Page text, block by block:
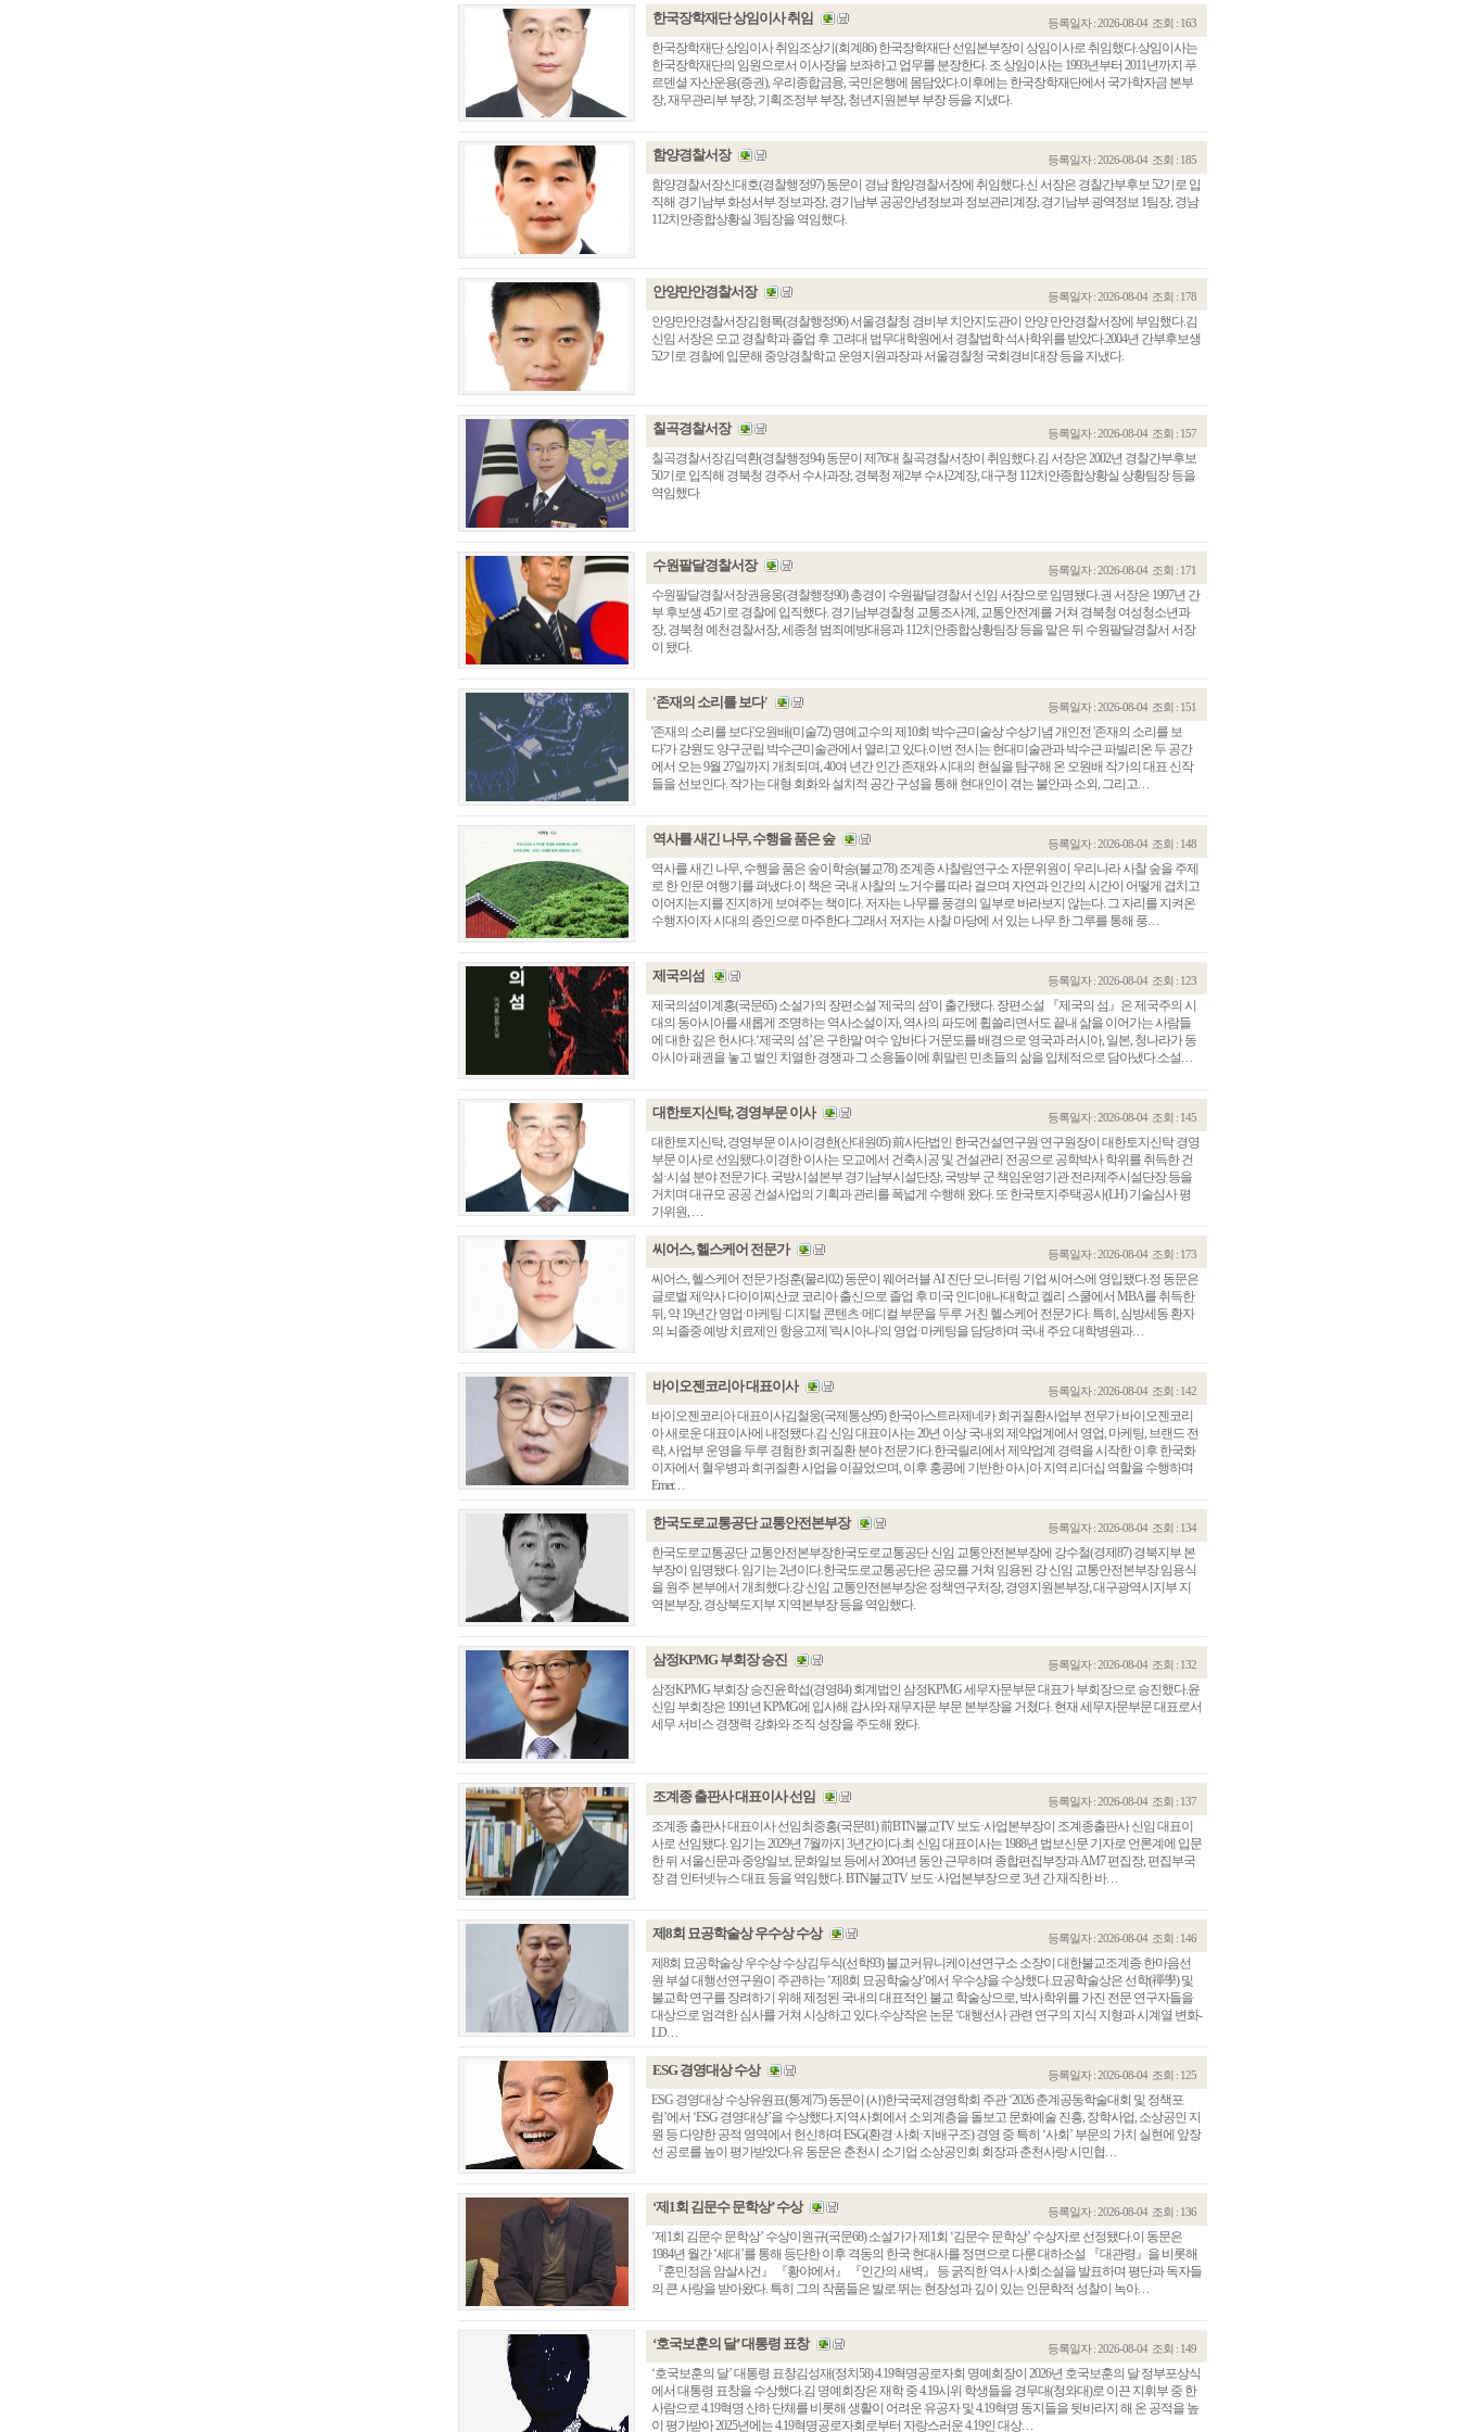
총동창회 소식
모교 소식
언론에 비친 동국
동창회보
포토뉴스
영상갤러리
동문동정
동국의 창
경조사
이달의 시
회관건립기금 기부자
장학발전기금 기부자
공지사항
자유게시판
연락처 수정
동국의료원 혜택
만해마을 할인 혜택
지부지회 링크
동문기업 링크
한국장학재단 상임이사 취임 등록일자 : 2026-08-04 조회 : 163
한국장학재단 상임이사 취임조상기(회계86) 한국장학재단 선임본부장이 상임이사로 취임했다.상임이사는
한국장학재단의 임원으로서 이사장을 보좌하고 업무를 분장한다. 조 상임이사는 1993년부터 2011년까지 푸
르덴셜 자산운용(증권), 우리종합금융, 국민은행에 몸담았다.이후에는 한국장학재단에서 국가학자금 본부
장, 재무관리부 부장, 기획조정부 부장, 청년지원본부 부장 등을 지냈다.
함양경찰서장 등록일자 : 2026-08-04 조회 : 185
함양경찰서장신대호(경찰행정97) 동문이 경남 함양경찰서장에 취임했다.신 서장은 경찰간부후보 52기로 입
직해 경기남부 화성서부 정보과장, 경기남부 공공안녕정보과 정보관리계장, 경기남부 광역정보 1팀장, 경남
112치안종합상황실 3팀장을 역임했다.
안양만안경찰서장 등록일자 : 2026-08-04 조회 : 178
안양만안경찰서장김형록(경찰행정96) 서울경찰청 경비부 치안지도관이 안양 만안경찰서장에 부임했다.김
신임 서장은 모교 경찰학과 졸업 후 고려대 법무대학원에서 경찰법학 석사학위를 받았다.2004년 간부후보생
52기로 경찰에 입문해 중앙경찰학교 운영지원과장과 서울경찰청 국회경비대장 등을 지냈다.
칠곡경찰서장 등록일자 : 2026-08-04 조회 : 157
칠곡경찰서장김덕환(경찰행정94) 동문이 제76대 칠곡경찰서장이 취임했다.김 서장은 2002년 경찰간부후보
50기로 입직해 경북청 경주서 수사과장, 경북청 제2부 수사2계장, 대구청 112치안종합상황실 상황팀장 등을
역임했다
수원팔달경찰서장 등록일자 : 2026-08-04 조회 : 171
수원팔달경찰서장권용웅(경찰행정90) 총경이 수원팔달경찰서 신임 서장으로 임명됐다.권 서장은 1997년 간
부 후보생 45기로 경찰에 입직했다. 경기남부경찰청 교통조사계, 교통안전계를 거쳐 경북청 여성청소년과
장, 경북청 예천경찰서장, 세종청 범죄예방대응과 112치안종합상황팀장 등을 맡은 뒤 수원팔달경찰서 서장
이 됐다.
'존재의 소리를 보다' 등록일자 : 2026-08-04 조회 : 151
'존재의 소리를 보다'오원배(미술72) 명예교수의 제10회 박수근미술상 수상기념 개인전 '존재의 소리를 보
다'가 강원도 양구군립 박수근미술관에서 열리고 있다.이번 전시는 현대미술관과 박수근 파빌리온 두 공간
에서 오는 9월 27일까지 개최되며, 40여 년간 인간 존재와 시대의 현실을 탐구해 온 오원배 작가의 대표 신작
들을 선보인다. 작가는 대형 회화와 설치적 공간 구성을 통해 현대인이 겪는 불안과 소외, 그리고. . .
역사를 새긴 나무, 수행을 품은 숲 등록일자 : 2026-08-04 조회 : 148
역사를 새긴 나무, 수행을 품은 숲이학송(불교78) 조계종 사찰림연구소 자문위원이 우리나라 사찰 숲을 주제
로 한 인문 여행기를 펴냈다.이 책은 국내 사찰의 노거수를 따라 걸으며 자연과 인간의 시간이 어떻게 겹치고
이어지는지를 진지하게 보여주는 책이다. 저자는 나무를 풍경의 일부로 바라보지 않는다. 그 자리를 지켜온
수행자이자 시대의 증인으로 마주한다.그래서 저자는 사찰 마당에 서 있는 나무 한 그루를 통해 풍. . .
제국의섬 등록일자 : 2026-08-04 조회 : 123
제국의섬이계홍(국문65) 소설가의 장편소설 '제국의 섬'이 출간됐다. 장편소설 『제국의 섬』은 제국주의 시
대의 동아시아를 새롭게 조명하는 역사소설이자, 역사의 파도에 휩쓸리면서도 끝내 삶을 이어가는 사람들
에 대한 깊은 헌사다.‘제국의 섬’은 구한말 여수 앞바다 거문도를 배경으로 영국과 러시아, 일본, 청나라가 동
아시아 패권을 놓고 벌인 치열한 경쟁과 그 소용돌이에 휘말린 민초들의 삶을 입체적으로 담아냈다.소설. . .
대한토지신탁, 경영부문 이사 등록일자 : 2026-08-04 조회 : 145
대한토지신탁, 경영부문 이사이경한(산대원05) 前사단법인 한국건설연구원 연구원장이 대한토지신탁 경영
부문 이사로 선임됐다.이경한 이사는 모교에서 건축시공 및 건설관리 전공으로 공학박사 학위를 취득한 건
설·시설 분야 전문가다. 국방시설본부 경기남부시설단장, 국방부 군 책임운영기관 전라제주시설단장 등을
거치며 대규모 공공 건설사업의 기획과 관리를 폭넓게 수행해 왔다. 또 한국토지주택공사(LH) 기술심사 평
가위원, . . .
씨어스, 헬스케어 전문가 등록일자 : 2026-08-04 조회 : 173
씨어스, 헬스케어 전문가정훈(물리02) 동문이 웨어러블 AI 진단 모니터링 기업 씨어스에 영입됐다.정 동문은
글로벌 제약사 다이이찌산쿄 코리아 출신으로 졸업 후 미국 인디애나대학교 켈리 스쿨에서 MBA를 취득한
뒤, 약 19년간 영업·마케팅·디지털 콘텐츠·메디컬 부문을 두루 거친 헬스케어 전문가다. 특히, 심방세동 환자
의 뇌졸중 예방 치료제인 항응고제 '릭시아나'의 영업·마케팅을 담당하며 국내 주요 대학병원과. . .
바이오젠코리아 대표이사 등록일자 : 2026-08-04 조회 : 142
바이오젠코리아 대표이사김철웅(국제통상95) 한국아스트라제네카 희귀질환사업부 전무가 바이오젠코리
아 새로운 대표이사에 내정됐다.김 신임 대표이사는 20년 이상 국내외 제약업계에서 영업, 마케팅, 브랜드 전
략, 사업부 운영을 두루 경험한 희귀질환 분야 전문가다.한국릴리에서 제약업계 경력을 시작한 이후 한국화
이자에서 혈우병과 희귀질환 사업을 이끌었으며, 이후 홍콩에 기반한 아시아 지역 리더십 역할을 수행하며
Emer. . .
한국도로교통공단 교통안전본부장 등록일자 : 2026-08-04 조회 : 134
한국도로교통공단 교통안전본부장한국도로교통공단 신임 교통안전본부장에 강수철(경제87) 경북지부 본
부장이 임명됐다. 임기는 2년이다.한국도로교통공단은 공모를 거쳐 임용된 강 신임 교통안전본부장 임용식
을 원주 본부에서 개최했다.강 신임 교통안전본부장은 정책연구처장, 경영지원본부장, 대구광역시지부 지
역본부장, 경상북도지부 지역본부장 등을 역임했다.
삼정KPMG 부회장 승진 등록일자 : 2026-08-04 조회 : 132
삼정KPMG 부회장 승진윤학섭(경영84) 회계법인 삼정KPMG 세무자문부문 대표가 부회장으로 승진했다.윤
신임 부회장은 1991년 KPMG에 입사해 감사와 재무자문 부문 본부장을 거쳤다. 현재 세무자문부문 대표로서
세무 서비스 경쟁력 강화와 조직 성장을 주도해 왔다.
조계종 출판사 대표이사 선임 등록일자 : 2026-08-04 조회 : 137
조계종 출판사 대표이사 선임최중홍(국문81) 前BTN불교TV 보도·사업본부장이 조계종출판사 신임 대표이
사로 선임됐다. 임기는 2029년 7월까지 3년간이다.최 신임 대표이사는 1988년 법보신문 기자로 언론계에 입문
한 뒤 서울신문과 중앙일보, 문화일보 등에서 20여년 동안 근무하며 종합편집부장과 AM7 편집장, 편집부국
장 겸 인터넷뉴스 대표 등을 역임했다. BTN불교TV 보도·사업본부장으로 3년 간 재직한 바. . .
제8회 묘공학술상 우수상 수상 등록일자 : 2026-08-04 조회 : 146
제8회 묘공학술상 우수상 수상김두식(선학93) 불교커뮤니케이션연구소 소장이 대한불교조계종 한마음선
원 부설 대행선연구원이 주관하는 ‘제8회 묘공학술상’에서 우수상을 수상했다.묘공학술상은 선학(禪學) 및
불교학 연구를 장려하기 위해 제정된 국내의 대표적인 불교 학술상으로, 박사학위를 가진 전문 연구자들을
대상으로 엄격한 심사를 거쳐 시상하고 있다.수상작은 논문 ‘대행선사 관련 연구의 지식 지형과 시계열 변화-
LD. . .
ESG 경영대상 수상 등록일자 : 2026-08-04 조회 : 125
ESG 경영대상 수상유원표(통계75) 동문이 (사)한국국제경영학회 주관 ‘2026 춘계공동학술대회 및 정책포
럼’에서 ‘ESG 경영대상’을 수상했다.지역사회에서 소외계층을 돌보고 문화예술 진흥, 장학사업, 소상공인 지
원 등 다양한 공적 영역에서 헌신하며 ESG(환경·사회·지배구조) 경영 중 특히 ‘사회’ 부문의 가치 실현에 앞장
선 공로를 높이 평가받았다.유 동문은 춘천시 소기업 소상공인회 회장과 춘천사랑 시민협. . .
‘제1회 김문수 문학상’ 수상 등록일자 : 2026-08-04 조회 : 136
‘제1회 김문수 문학상’ 수상이원규(국문68) 소설가가 제1회 ‘김문수 문학상’ 수상자로 선정됐다.이 동문은
1984년 월간 ‘세대’를 통해 등단한 이후 격동의 한국 현대사를 정면으로 다룬 대하소설 『대관령』을 비롯해
『훈민정음 암살사건』 『황야에서』 『인간의 새벽』 등 굵직한 역사·사회소설을 발표하며 평단과 독자들
의 큰 사랑을 받아왔다. 특히 그의 작품들은 발로 뛰는 현장성과 깊이 있는 인문학적 성찰이 녹아. . .
‘호국보훈의 달’ 대통령 표창 등록일자 : 2026-08-04 조회 : 149
‘호국보훈의 달’ 대통령 표창김성재(정치58) 4.19혁명공로자회 명예회장이 2026년 호국보훈의 달 정부포상식
에서 대통령 표창을 수상했다.김 명예회장은 재학 중 4.19시위 학생들을 경무대(청와대)로 이끈 지휘부 중 한
사람으로 4.19혁명 산하 단체를 비롯해 생활이 어려운 유공자 및 4.19혁명 동지들을 뒷바라지 해 온 공적을 높
이 평가받아 2025년에는 4.19혁명공로자회로부터 자랑스러운 4.19인 대상. . .